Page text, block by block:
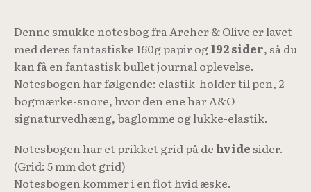
Denne smukke notesbog fra Archer & Olive er lavet
med deres fantastiske 160g papir og192 sider, så du
kan få en fantastisk bullet journal oplevelse.
Notesbogen har følgende: elastik-holder til pen, 2
bogmærke-snore, hvor den ene har A&O
signaturvedhæng, baglomme og lukke-elastik.
Notesbogen har et prikket grid på de hvide sider.
(Grid: 5 mm dot grid)
Notesbogen kommer i en flot hvid æske.